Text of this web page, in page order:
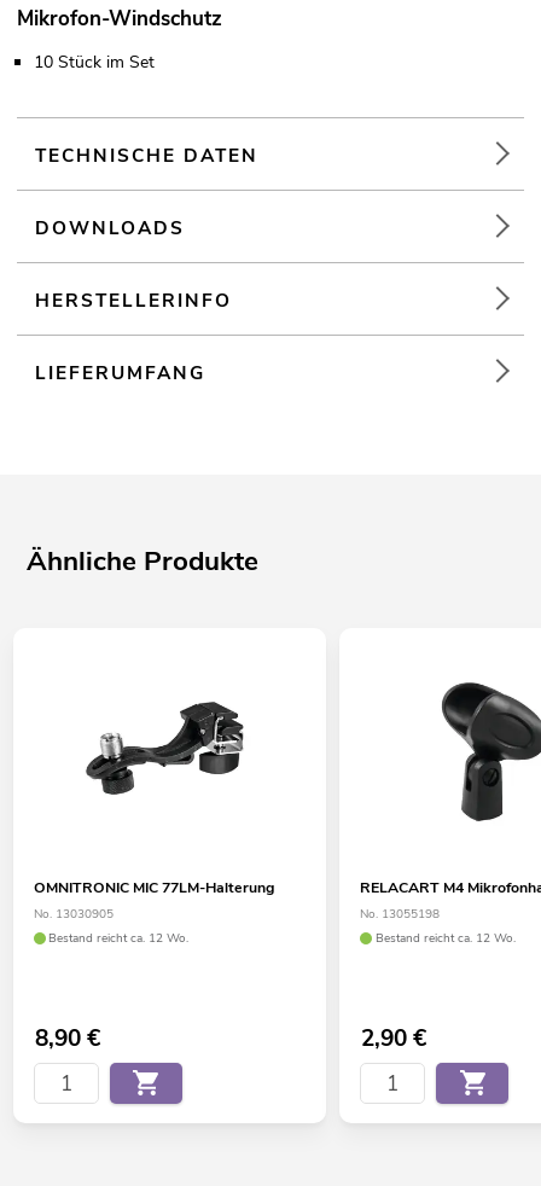
Mikrofon-Windschutz
10 Stück im Set
TECHNISCHE DATEN
DOWNLOADS
HERSTELLERINFO
LIEFERUMFANG
Ähnliche Produkte
OMNITRONIC MIC 77LM-Halterung
No. 13030905
Bestand reicht ca. 12 Wo.
8,90€
RELACART M4
No. 13055198
Bestand reicht ca. 12 Wo.
2,90€